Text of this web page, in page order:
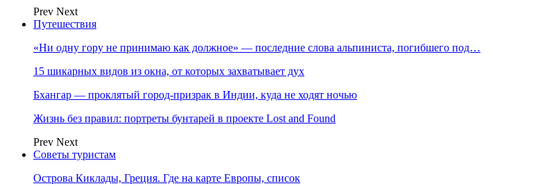
Prev Next
Путешествия
«Ни одну гору не принимаю как должное» — последние слова альпиниста, погибшего под…
15 шикарных видов из окна, от которых захватывает дух
Бхангар — проклятый город-призрак в Индии, куда не ходят ночью
Жизнь без правил: портреты бунтарей в проекте Lost and Found
Prev Next
Советы туристам
Острова Киклады, Греция. Где на карте Европы, список